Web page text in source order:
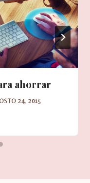
ahorrar
24, 2015